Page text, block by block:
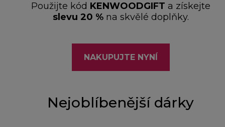
Použijte kód KENWOODGIFT a získejte
slevu 20 %na skvělé doplňky.
NAKUPUJTE NYNÍ
Nejoblíbenější dárky